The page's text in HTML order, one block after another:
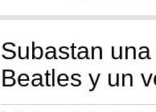
Subastan
Beatles y un